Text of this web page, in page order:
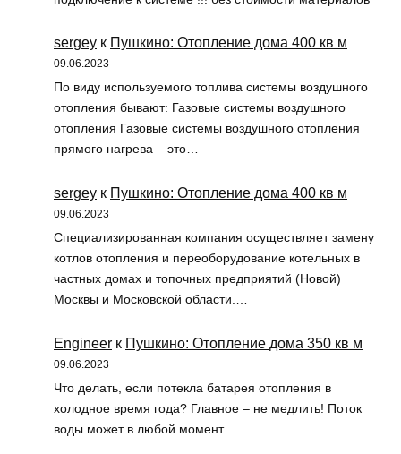
sergey к Пушкино: Отопление дома 400 кв м
09.06.2023
По виду используемого топлива системы воздушного
отопления бывают: Газовые системы воздушного
отопления Газовые системы воздушного отопления
прямого нагрева – это…
sergey к Пушкино: Отопление дома 400 кв м
09.06.2023
Специализированная компания осуществляет замену
котлов отопления и переоборудование котельных в
частных домах и топочных предприятий (Новой)
Москвы и Московской области.…
Engineer к Пушкино: Отопление дома 350 кв м
09.06.2023
Что делать, если потекла батарея отопления в
холодное время года? Главное – не медлить! Поток
воды может в любой момент…